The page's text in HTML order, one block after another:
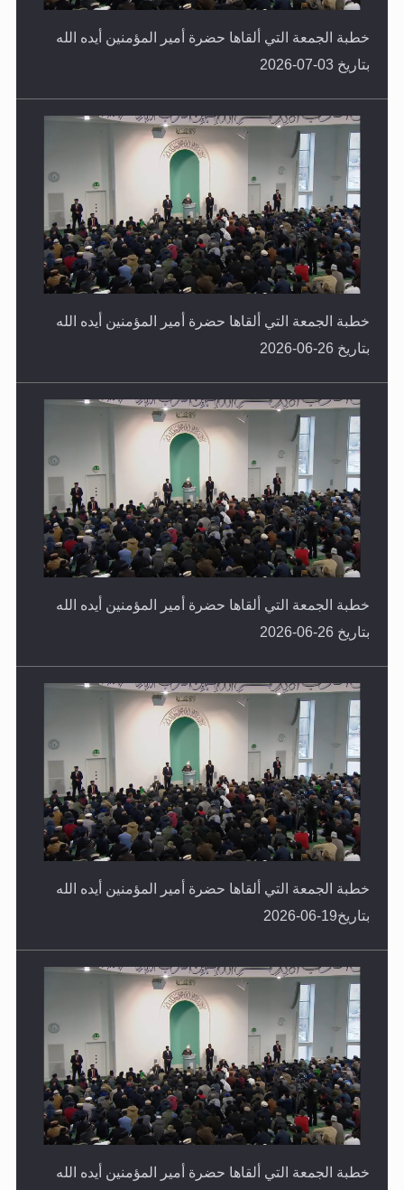
خطبة الجمعة التي ألقاها حضرة أمير المؤمنين أيده الله
بتاريخ 03-07-2026
خطبة الجمعة التي ألقاها حضرة أمير المؤمنين أيده الله
بتاريخ 26-06-2026
خطبة الجمعة التي ألقاها حضرة أمير المؤمنين أيده الله
بتاريخ 26-06-2026
خطبة الجمعة التي ألقاها حضرة أمير المؤمنين أيده الله
بتاريخ19-06-2026
خطبة الجمعة التي ألقاها حضرة أمير المؤمنين أيده الله